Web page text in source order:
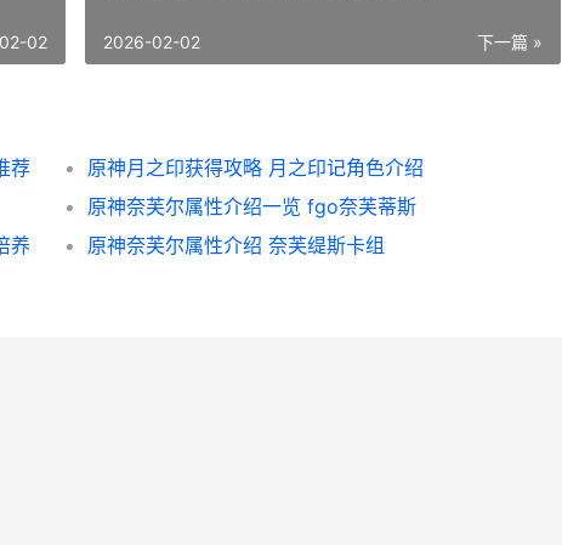
02 下一篇 »
2026-02-02
荐
原神月之印获得攻略 月之印记角色介绍
原神奈芙尔属性介绍一览 fgo奈芙蒂斯
养
原神奈芙尔属性介绍 奈芙缇斯卡组